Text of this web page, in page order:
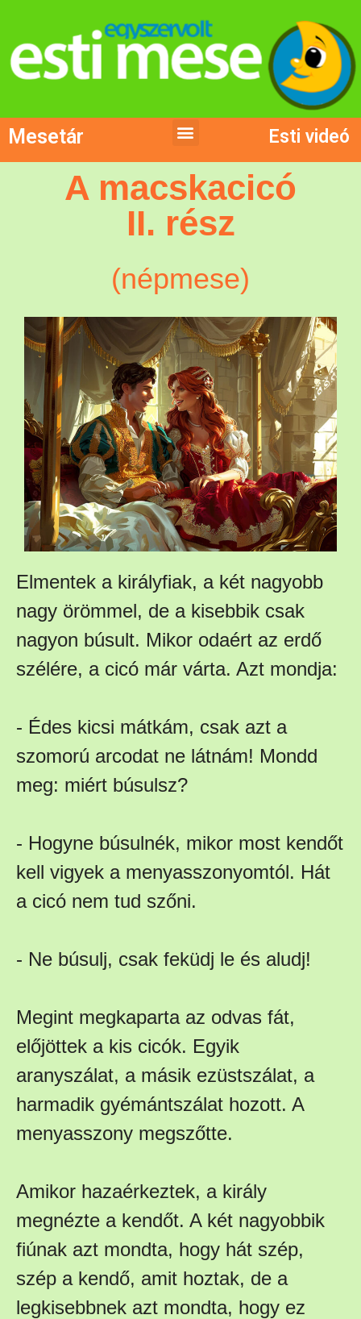
Mesetár Esti videó
A macskacicó
II. rész
(népmese)
Elmentek a királyfiak, a két nagyobb
nagy örömmel, de a kisebbik csak
nagyon búsult. Mikor odaért az erdő
szélére, a cicó már várta. Azt mondja:
- Édes kicsi mátkám, csak azt a
szomorú arcodat ne látnám! Mondd
meg: miért búsulsz?
- Hogyne búsulnék, mikor most kendőt
kell vigyek a menyasszonyomtól. Hát
a cicó nem tud szőni.
- Ne búsulj, csak feküdj le és aludj!
Megint megkaparta az odvas fát,
előjöttek a kis cicók. Egyik
aranyszálat, a másik ezüstszálat, a
harmadik gyémántszálat hozott. A
menyasszony megszőtte.
Amikor hazaérkeztek, a király
megnézte a kendőt. A két nagyobbik
fiúnak azt mondta, hogy hát szép,
szép a kendő, amit hoztak, de a
legkisebbnek azt mondta, hogy ez